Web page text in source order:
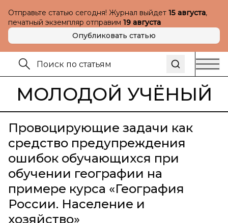
Отправьте статью сегодня! Журнал выйдет 15 августа,
печатный экземпляр отправим 19 августа
Опубликовать статью
МОЛОДОЙ УЧЁНЫЙ
Провоцирующие задачи как
средство предупреждения
ошибок обучающихся при
обучении географии на
примере курса «География
России. Население и
хозяйство»